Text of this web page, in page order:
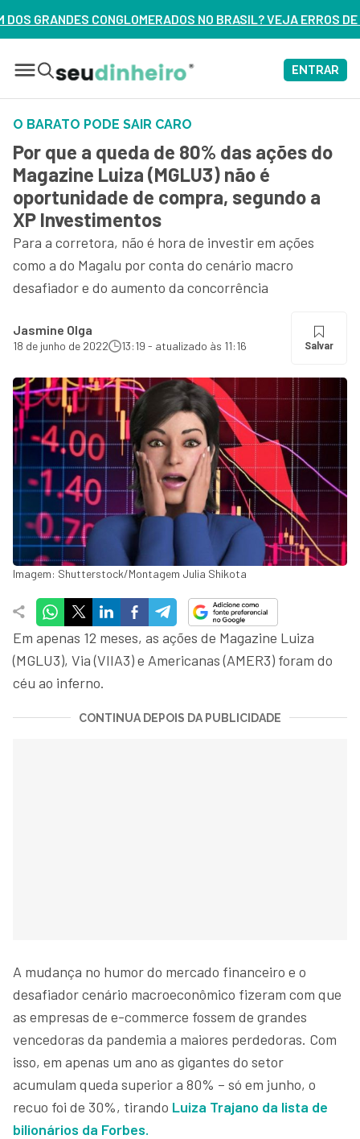
NO BRASIL? VEJA ERROS DE 3 DELES – ASSISTA AGORA
ENTRAR
O BARATO PODE SAIR CARO
Por que a queda de 80% das ações do
Magazine Luiza (MGLU3) não é
oportunidade de compra, segundo a
XP Investimentos
Para a corretora, não é hora de investir em ações
como a do Magalu por conta do cenário macro
desafiador e do aumento da concorrência
Jasmine Olga
18 de junho de 2022 13:19 - atualizado às 11:16 Salvar
Imagem: Shutterstock/Montagem Julia Shikota
Em apenas 12 meses, as ações de Magazine Luiza
(MGLU3), Via (VIIA3) e Americanas (AMER3) foram do
céu ao inferno.
CONTINUA DEPOIS DA PUBLICIDADE
A mudança no humor do mercado financeiro e o
desafiador cenário macroeconômico fizeram com que
as empresas de e-commerce fossem de grandes
vencedoras da pandemia a maiores perdedoras. Com
isso, em apenas um ano as gigantes do setor
acumulam queda superior a 80% – só em junho, o
recuo foi de 30%, tirando Luiza Trajano da lista de
bilionários da Forbes.